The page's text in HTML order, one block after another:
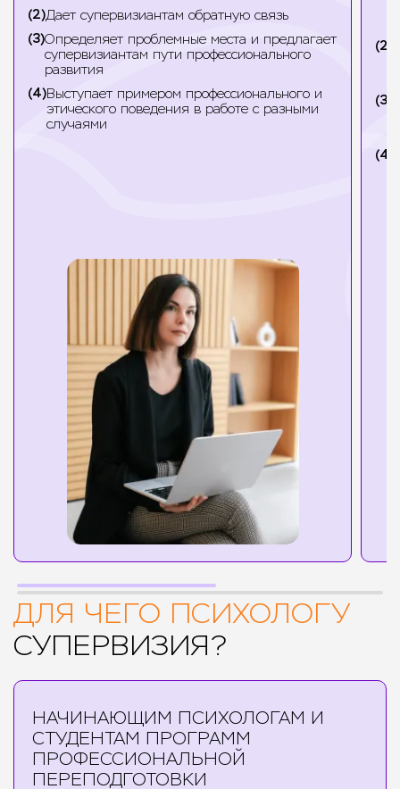
Дает супервизиантам обратную связь
Определяет проблемные места и предлагает
супервизиантам пути профессионального
развития
Выступает примером профессионального и
этического поведения в работе с разными
случаями
ДЛЯ ЧЕГО ПСИХОЛОГУ
СУПЕРВИЗИЯ?
НАЧИНАЮЩИМ ПСИХОЛОГАМ И
СТУДЕНТАМ ПРОГРАММ
ПРОФЕССИОНАЛЬНОЙ
ПЕРЕПОДГОТОВКИ